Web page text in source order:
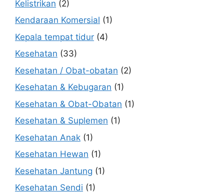
Kelistrikan (2)
Kendaraan Komersial (1)
Kepala tempat tidur (4)
Kesehatan (33)
Kesehatan / Obat-obatan (2)
Kesehatan & Kebugaran (1)
Kesehatan & Obat-Obatan (1)
Kesehatan & Suplemen (1)
Kesehatan Anak (1)
Kesehatan Hewan (1)
Kesehatan Jantung (1)
Kesehatan Sendi (1)